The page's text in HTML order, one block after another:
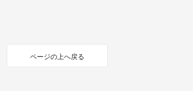
ページの上へ戻る